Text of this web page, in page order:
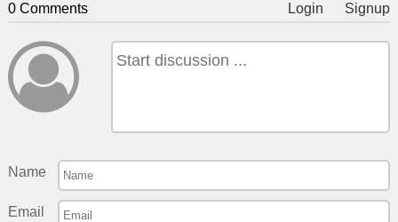
0 Comments Login Signup
Name
Email